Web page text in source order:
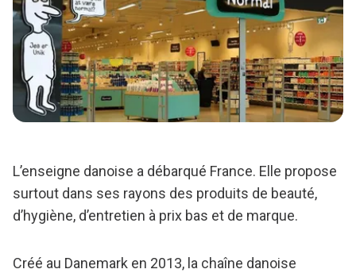
L’enseigne danoise a débarqué France. Elle propose
surtout dans ses rayons des produits de beauté,
d’hygiène, d’entretien à prix bas et de marque.
Créé au Danemark en 2013, la chaîne danoise